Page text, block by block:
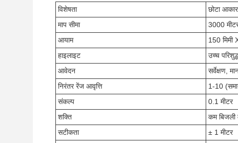
विशेषता
छोटा
माप सीमा
3000
आयाम
150 मिमी
हाइलाइट
उच्च
आवेदन
सर्वेक्षण,
निरंतर रेंज आवृत्ति
1-10
संकल्प
0.1 मीटर
शक्ति
कम
सटीकता
± 1 मीटर